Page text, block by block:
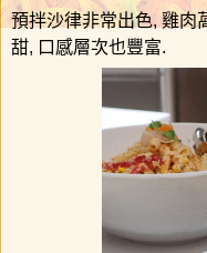
預拌沙律非常出色, 雞肉
甜, 口感層次也豐富.